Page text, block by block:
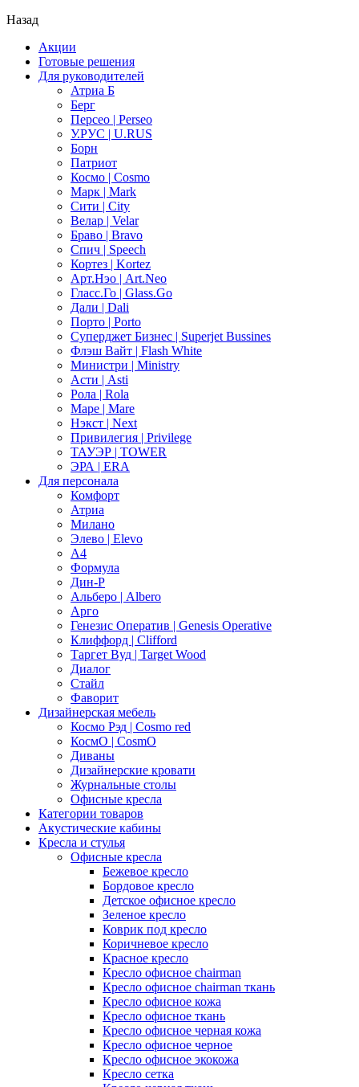
Назад
Акции
Готовые решения
Для руководителей
Атриа Б
Берг
Персео | Perseo
У.РУС | U.RUS
Борн
Патриот
Космо | Cosmo
Марк | Mark
Сити | City
Велар | Velar
Браво | Bravo
Спич | Speech
Кортез | Kortez
Арт.Нэо | Art.Neo
Гласс.Го | Glass.Go
Дали | Dali
Порто | Porto
Суперджет Бизнес | Superjet Bussines
Флэш Вайт | Flash White
Министри | Ministry
Асти | Asti
Рола | Rola
Маре | Mare
Нэкст | Next
Привилегия | Privilege
ТАУЭР | TOWER
ЭРА | ERA
Для персонала
Комфорт
Атриа
Милано
Элево | Elevo
А4
Формула
Дин-Р
Альберо | Albero
Арго
Генезис Оператив | Genesis Operative
Клиффорд | Clifford
Таргет Вуд | Target Wood
Диалог
Стайл
Фаворит
Дизайнерская мебель
Космо Рэд | Cosmo red
КосмО | CosmO
Диваны
Дизайнерские кровати
Журнальные столы
Офисные кресла
Категории товаров
Акустические кабины
Кресла и стулья
Офисные кресла
Бежевое кресло
Бордовое кресло
Детское офисное кресло
Зеленое кресло
Коврик под кресло
Коричневое кресло
Красное кресло
Кресло офисное chairman
Кресло офисное chairman ткань
Кресло офисное кожа
Кресло офисное ткань
Кресло офисное черная кожа
Кресло офисное черное
Кресло офисное экокожа
Кресло сетка